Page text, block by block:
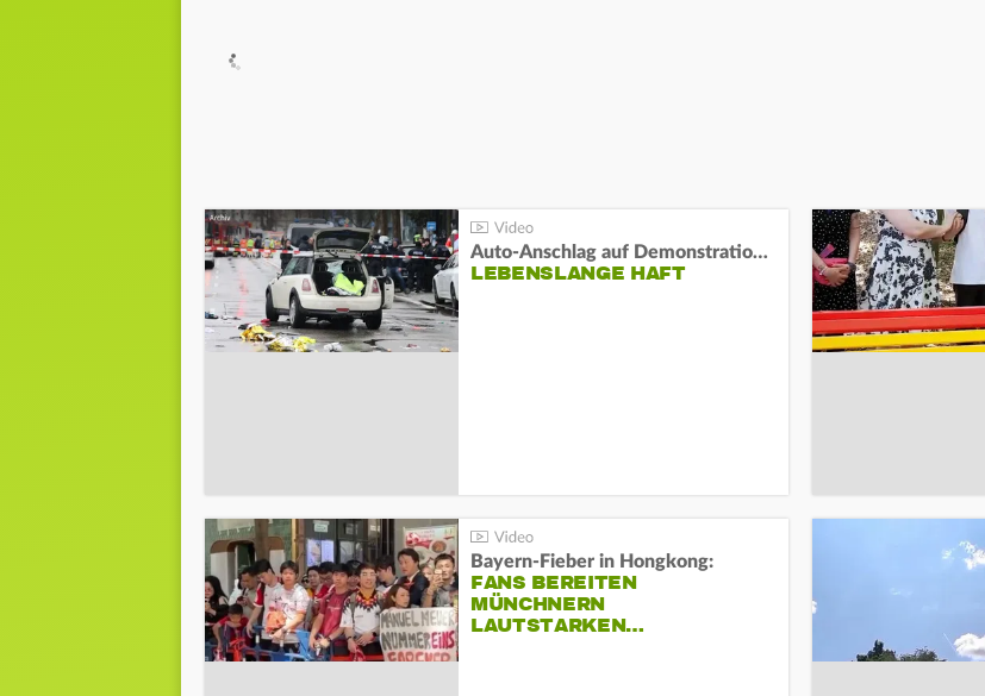
Auto-Anschlag auf Demonstration in München:
LEBENSLANGE HAFT
Bayern-Fieber in Hongkong:
FANS BEREITEN
MÜNCHNERN
LAUTSTARKEN…